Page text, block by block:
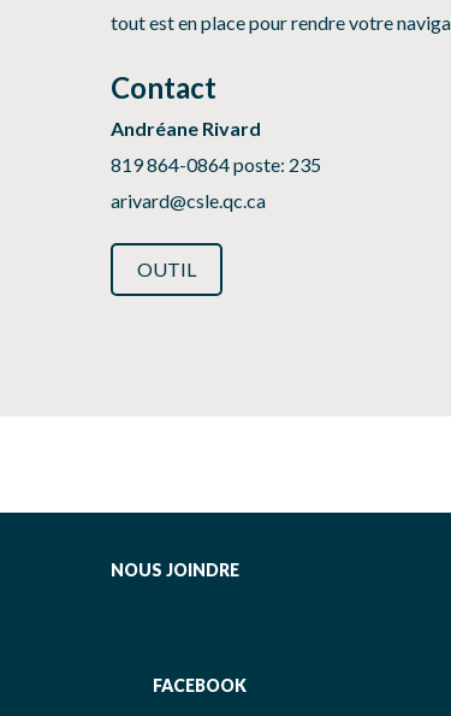
tout est en place pour rendre votre
Contact
Andréane Rivard
819 864-0864 poste: 235
arivard@csle.qc.ca
OUTIL
NOUS JOINDRE
FACEBOOK